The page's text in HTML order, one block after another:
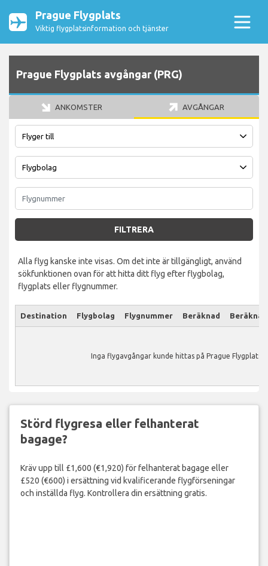
Prague Flygplats
Viktig flygplatsinformation och tjänster
Prague Flygplats avgångar (PRG)
ANKOMSTER AVGÅNGAR
FILTRERA
Alla flyg kanske inte visas. Om det inte är tillgängligt, använd
sökfunktionen ovan för att hitta ditt flyg efter flygbolag,
flygplats eller flygnummer.
Destination Flygbolag Flygnummer Beräknad
Inga flygavgångar kunde hittas på Prague Flygplats.
Störd flygresa eller felhanterat
bagage?
Kräv upp till £1,600 (€1,920) för felhanterat bagage eller
£520 (€600) i ersättning vid kvalificerande flygförseningar
och inställda flyg. Kontrollera din ersättning gratis.